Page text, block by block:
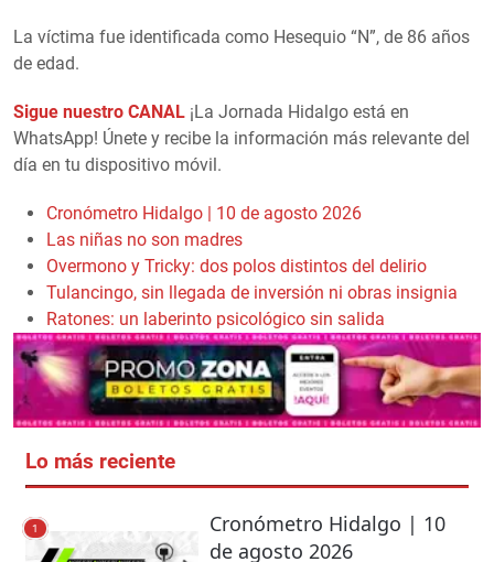
La víctima fue identificada como Hesequio “N”, de 86 años
de edad.
Sigue nuestro CANAL ¡La Jornada Hidalgo está en
WhatsApp! Únete y recibe la información más relevante del
día en tu dispositivo móvil.
Cronómetro Hidalgo | 10 de agosto 2026
Las niñas no son madres
Overmono y Tricky: dos polos distintos del delirio
Tulancingo, sin llegada de inversión ni obras insignia
Ratones: un laberinto psicológico sin salida
Lo más reciente
1
Cronómetro Hidalgo | 10
de agosto 2026